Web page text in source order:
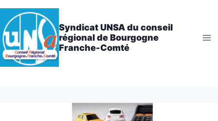
Aller
au
contenu
Syndicat UNSA du conseil
régional de Bourgogne
Franche-Comté